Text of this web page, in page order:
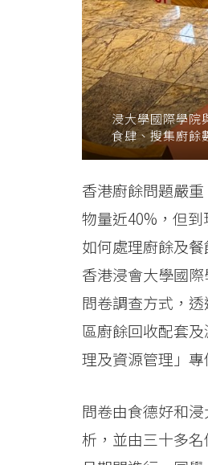
College
International
Education
Baptist
University
浸大學國際學院
食肆、搜集廚餘
香港廚餘問題嚴
物量近40%，但
如何處理廚餘及
香港浸會大學國
問卷調查方式，
區廚餘回收配套
理及資源管理」
問卷由食德好和
析，並由三十多